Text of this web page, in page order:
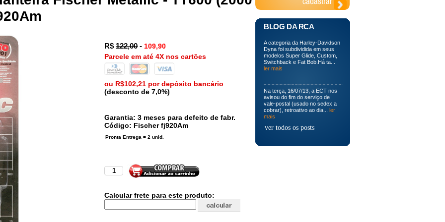
R$122,00- 109,90
Parcele em até 4X nos cartões
ou R$102,21 por depósito bancário
(desconto de 7,0%)
Garantia: 3 meses para defeito de fabr.
Código: Fischerfj920Am
Calcular frete para este produto:
BLOG DA RCA
A categoria da Harley-Davidson
Dyna foi subdividida em seus
modelos Super Glide, Custom,
Switchback e Fat Bob.Há ta...
ler mais
Na terça, 16/07/13, a ECT nos
avisou do fim do serviço de
vale-postal (usado no sedex a
cobrar), retroativo ao dia... ler
mais
ver todos os posts